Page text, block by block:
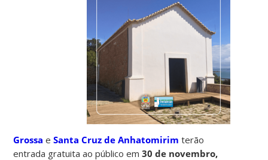
Grossa eSanta Cruz de Anhatomirim terão
entrada gratuita ao público em 30 de novembro,